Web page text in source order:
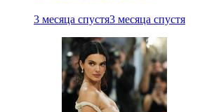
3 месяца спустя3 месяца спустя